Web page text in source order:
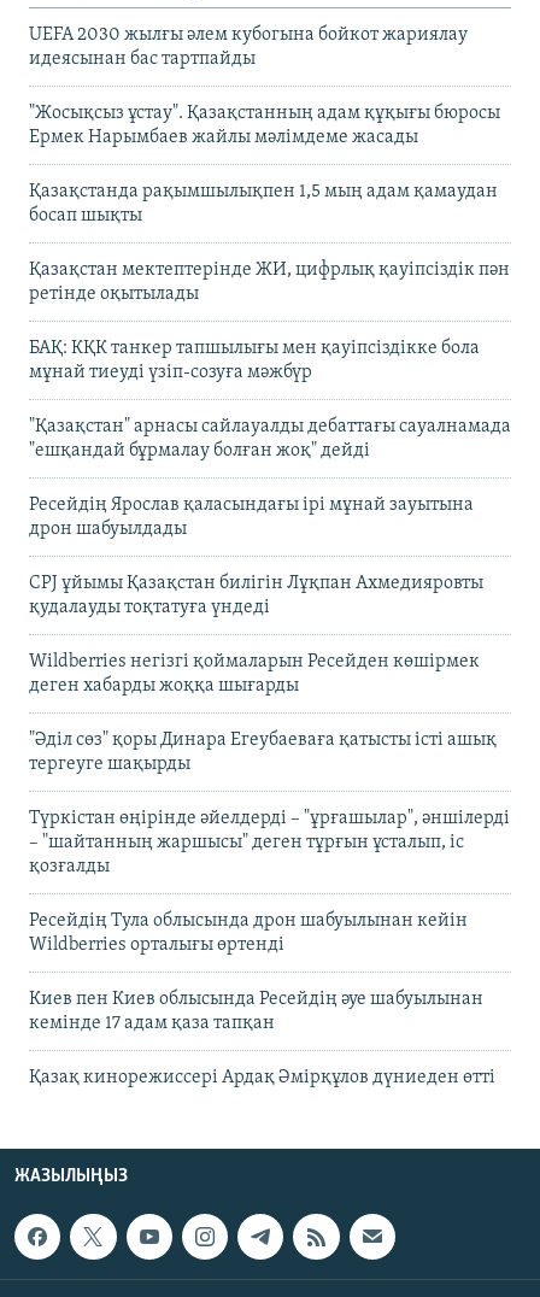
UEFA 2030 жылғы әлем кубогына бойкот жариялау
идеясынан бас тартпайды
"Жосықсыз ұстау". Қазақстанның адам құқығы бюросы
Ермек Нарымбаев жайлы мәлімдеме жасады
Қазақстанда рақымшылықпен 1,5 мың адам қамаудан
босап шықты
Қазақстан мектептерінде ЖИ, цифрлық қауіпсіздік пән
ретінде оқытылады
БАҚ: КҚК танкер тапшылығы мен қауіпсіздікке бола
мұнай тиеуді үзіп-созуға мәжбүр
"Қазақстан" арнасы сайлауалды дебаттағы сауалнамада
"ешқандай бұрмалау болған жоқ" дейді
Ресейдің Ярослав қаласындағы ірі мұнай зауытына
дрон шабуылдады
CPJ ұйымы Қазақстан билігін Лұқпан Ахмедияровты
қудалауды тоқтатуға үндеді
Wildberries негізгі қоймаларын Ресейден көшірмек
деген хабарды жоққа шығарды
"Әділ сөз" қоры Динара Егеубаеваға қатысты істі ашық
тергеуге шақырды
Түркістан өңірінде әйелдерді – "ұрғашылар", әншілерді
– "шайтанның жаршысы" деген тұрғын ұсталып, іс
қозғалды
Ресейдің Тула облысында дрон шабуылынан кейін
Wildberries орталығы өртенді
Киев пен Киев облысында Ресейдің әуе шабуылынан
кемінде 17 адам қаза тапқан
Қазақ кинорежиссері Ардақ Әмірқұлов дүниеден өтті
ЖАЗЫЛЫҢЫЗ